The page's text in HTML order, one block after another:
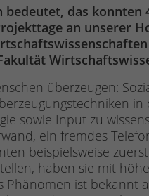
bedeutet, das konnten
an unserer
überzeugen:
sowie Input zu
ein fremdes
beispielsweise
haben sie mit
Phänomen ist bekannt